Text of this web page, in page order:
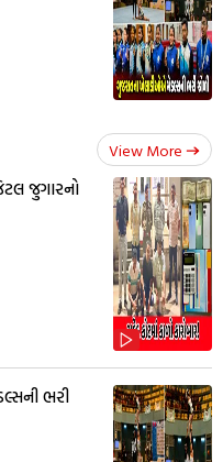
View More
જુગારનો
ભરી